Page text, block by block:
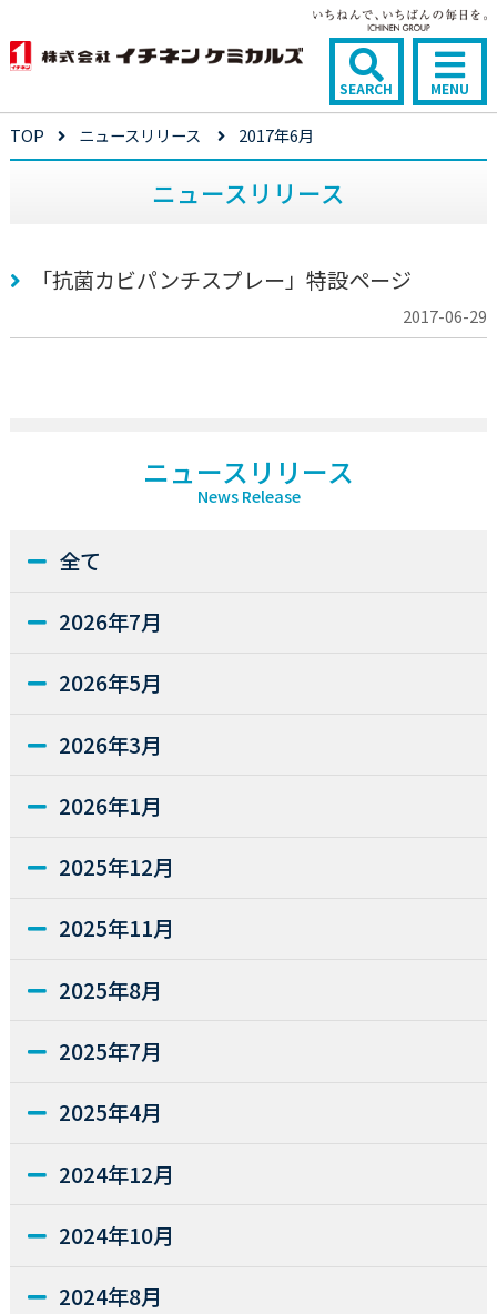
SEARCH MENU
TOP ニュースリリース 2017年6月
ニュースリリース
「抗菌カビパンチスプレー」特設ページ
2017-06-29
ニュースリリース
News Release
全て
2026年7月
2026年5月
2026年3月
2026年1月
2025年12月
2025年11月
2025年8月
2025年7月
2025年4月
2024年12月
2024年10月
2024年8月